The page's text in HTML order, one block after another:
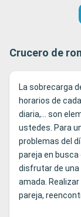
Crucero de
La sobrecarga
horarios de
diaria,… son
ustedes. Para
problemas del
pareja en
disfrutar de una
amada.
pareja,